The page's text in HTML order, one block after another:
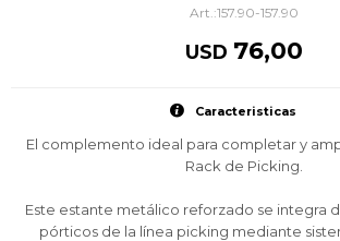
157.90-157.90
USD 76,00
Caracteristicas
El complemento ideal para completar y
Rack de Picking.
Este estante metálico reforzado se integra
pórticos de la línea picking mediante